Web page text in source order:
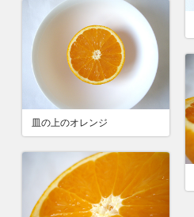
皿の上のオレンジ